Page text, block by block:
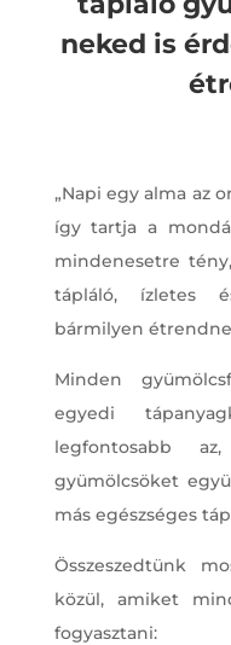
neked is
„Napi egy alma az
így tartja a
mindenesetre
tápláló, ízletes
bármilyen
Minden
egyedi
legfontosabb
gyümölcsöket
más egészséges
Összeszedtünk
közül, amiket
fogyasztani: